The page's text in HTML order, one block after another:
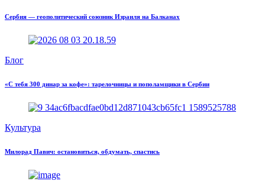
Сербия — геополитический союзник Израиля на Балканах
Блог
«С тебя 300 динар за кофе»: тарелочницы и пополамщики в Сербии
Культура
Милорад Павич: остановиться, обдумать, спастись